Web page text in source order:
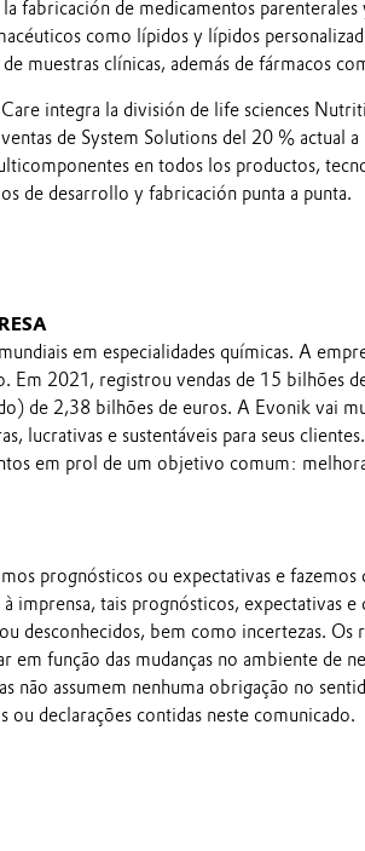
fabricación de medicamentos
como lípidos y lípidos
muestras clínicas, además de fármacos
integra la división de life sciences
de System Solutions del 20 % actual
en todos los productos,
de desarrollo y fabricación punta a punta.
em especialidades químicas. A
Em 2021, registrou vendas de 15 bilhões
de 2,38 bilhões de euros. A Evonik vai
lucrativas e sustentáveis para seus
em prol de um objetivo comum:
prognósticos ou expectativas e fazemos
imprensa, tais prognósticos, expectativas e
desconhecidos, bem como incertezas. Os
em função das mudanças no ambiente de
não assumem nenhuma obrigação no
ou declarações contidas neste comunicado.